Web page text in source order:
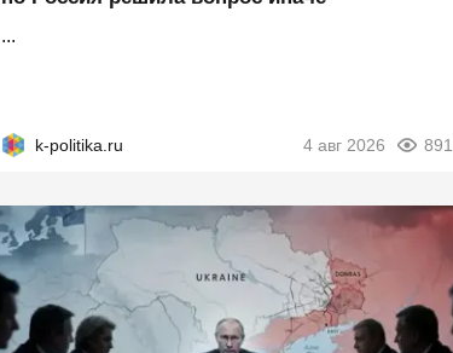
...
k-politika.ru 4 авг 2026 891